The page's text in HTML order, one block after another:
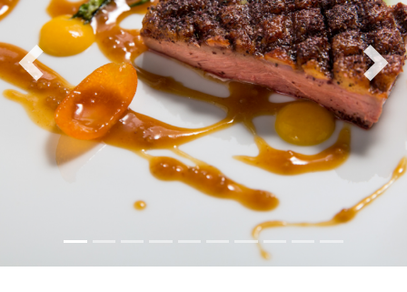
Precedente